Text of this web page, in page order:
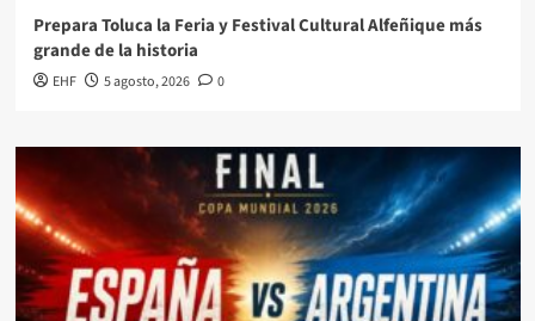
Prepara Toluca la Feria y Festival Cultural Alfeñique más
grande de la historia
EHF 5 agosto, 2026 0